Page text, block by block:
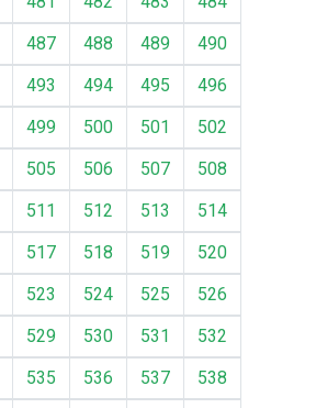
487 488 489
490
493 494 495
496
499 500 501
502
505 506 507
508
511 512 513
514
517 518 519
520
523 524 525
526
529 530 531
532
535 536 537
538